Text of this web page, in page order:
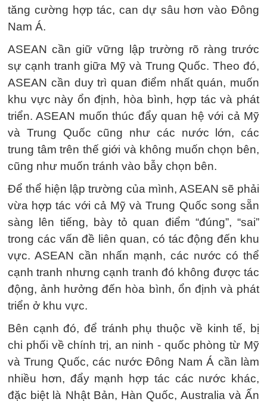
tăng cường hợp tác, can dự sâu hơn vào Đông
Nam Á.
ASEAN cần giữ vững lập trường rõ ràng trước
sự cạnh tranh giữa Mỹ và Trung Quốc. Theo đó,
ASEAN cần duy trì quan điểm nhất quán, muốn
khu vực này ổn định, hòa bình, hợp tác và phát
triển. ASEAN muốn thúc đẩy quan hệ với cả Mỹ
và Trung Quốc cũng như các nước lớn, các
trung tâm trên thế giới và không muốn chọn bên,
cũng như muốn tránh vào bẫy chọn bên.
Để thể hiện lập trường của mình, ASEAN sẽ phải
vừa hợp tác với cả Mỹ và Trung Quốc song sẵn
sàng lên tiếng, bày tỏ quan điểm “đúng”, “sai”
trong các vấn đề liên quan, có tác động đến khu
vực. ASEAN cần nhấn mạnh, các nước có thể
cạnh tranh nhưng cạnh tranh đó không được tác
động, ảnh hưởng đến hòa bình, ổn định và phát
triển ở khu vực.
Bên cạnh đó, để tránh phụ thuộc về kinh tế, bị
chi phối về chính trị, an ninh - quốc phòng từ Mỹ
và Trung Quốc, các nước Đông Nam Á cần làm
nhiều hơn, đẩy mạnh hợp tác các nước khác,
đặc biệt là Nhật Bản, Hàn Quốc, Australia và Ấn